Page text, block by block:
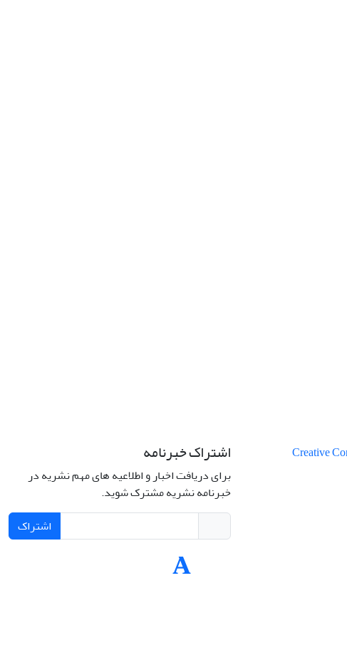
اشتراک خبرنامه
برای دریافت اخبار و اطلاعیه های مهم نشریه در
خبرنامه نشریه مشترک شوید.
اشتراک